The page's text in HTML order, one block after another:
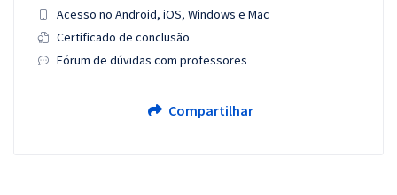
Acesso no Android, iOS, Windows e Mac
Certificado de conclusão
Fórum de dúvidas com professores
Compartilhar